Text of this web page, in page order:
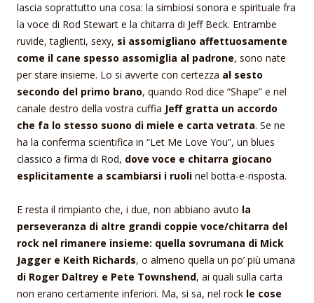
lascia soprattutto una cosa: la simbiosi sonora e spirituale fra
la voce di Rod Stewart e la chitarra di Jeff Beck. Entrambe
ruvide, taglienti, sexy, si assomigliano affettuosamente
come il cane spesso assomiglia al padrone, sono nate
per stare insieme. Lo si avverte con certezza al sesto
secondo del primo brano, quando Rod dice “Shape” e nel
canale destro della vostra cuffia Jeff gratta un accordo
che fa lo stesso suono di miele e carta vetrata. Se ne
ha la conferma scientifica in “Let Me Love You”, un blues
classico a firma di Rod, dove voce e chitarra giocano
esplicitamente a scambiarsi i ruoli nel botta-e-risposta.
E resta il rimpianto che, i due, non abbiano avuto la
perseveranza di altre grandi coppie voce/chitarra del
rock nel rimanere insieme: quella sovrumana di Mick
Jagger e Keith Richards, o almeno quella un po’ più umana
di Roger Daltrey e Pete Townshend, ai quali sulla carta
non erano certamente inferiori. Ma, si sa, nel rock le cose